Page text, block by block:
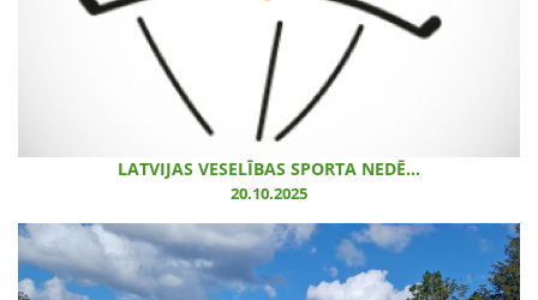
LATVIJAS VESELĪBAS SPORTA NEDĒ...
20.10.2025